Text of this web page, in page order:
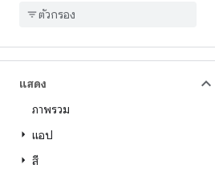
แสดง
ภาพรวม
แอป
สี